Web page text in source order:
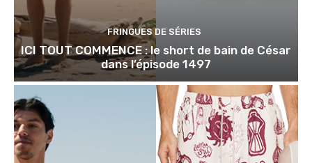
FRINGUES DE SÉRIES
ICI TOUT COMMENCE : le short de bain de César
dans l’épisode 1497